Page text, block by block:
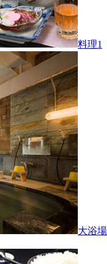
料理1
大浴場